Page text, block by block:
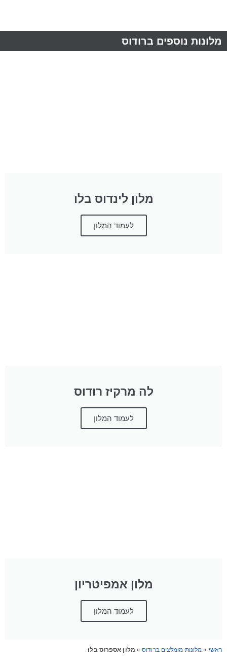
מלונות נוספים ברודוס
מלון לינדוס בלו
לעמוד המלון
לה מרקיז רודוס
לעמוד המלון
מלון אמפיטריון
לעמוד המלון
ראשי » מלונות מומלצים ברודוס» מלון אספרוס בלו